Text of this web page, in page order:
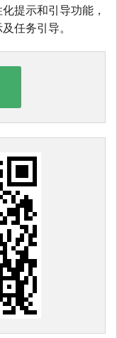
提示和引导功能，
任务引导。